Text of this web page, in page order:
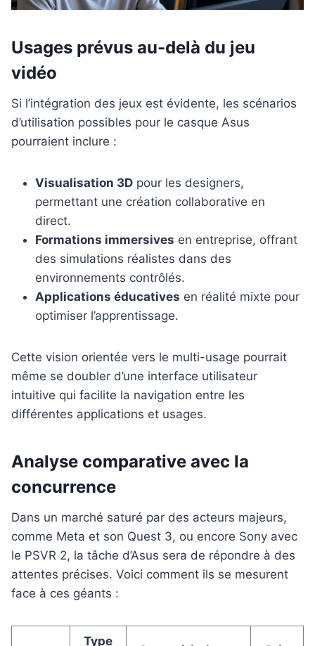
Usages prévus au-delà du jeu
vidéo
Si l’intégration des jeux est évidente, les scénarios
d’utilisation possibles pour le casque Asus
pourraient inclure :
Visualisation 3D pour les designers,
permettant une création collaborative en
direct.
Formations immersives en entreprise, offrant
des simulations réalistes dans des
environnements contrôlés.
Applications éducatives en réalité mixte pour
optimiser l’apprentissage.
Cette vision orientée vers le multi-usage pourrait
même se doubler d’une interface utilisateur
intuitive qui facilite la navigation entre les
différentes applications et usages.
Analyse comparative avec la
concurrence
Dans un marché saturé par des acteurs majeurs,
comme Meta et son Quest 3, ou encore Sony avec
le PSVR 2, la tâche d’Asus sera de répondre à des
attentes précises. Voici comment ils se mesurent
face à ces géants :
Type